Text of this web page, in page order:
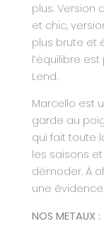
plus. Version
et chic,
plus brute et
l’équilibre est
Lend.
Marcello est
garde au
qui fait toute
les saisons
démoder. À
une évidence.
NOS METAUX :